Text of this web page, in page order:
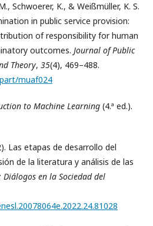
Schwoerer, K., & Weißmüller, K. S.
in public service provision:
of responsibility for human
outcomes. Journal of Public
Theory, 35(4), 469–488.
muaf024
to Machine Learning (4.ª ed.).
Las etapas de desarrollo del
de la literatura y análisis de las
Diálogos en la Sociedad del